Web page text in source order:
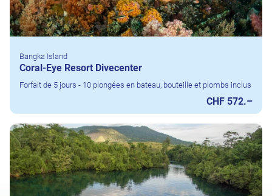
Bangka Island
Coral-Eye Resort Divecenter
Forfait de 5 jours - 10 plongées en bateau, bouteille et plombs inclus
CHF 572.–